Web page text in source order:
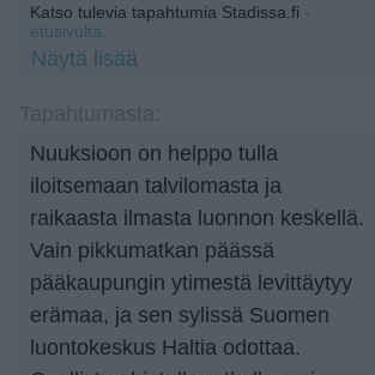
Katso tulevia tapahtumia Stadissa.fi -
etusivulta.
Näytä lisää
Nuuksioon on helppo tulla
iloitsemaan talvilomasta ja
raikaasta ilmasta luonnon keskellä.
Vain pikkumatkan päässä
pääkaupungin ytimestä levittäytyy
erämaa, ja sen sylissä Suomen
luontokeskus Haltia odottaa.